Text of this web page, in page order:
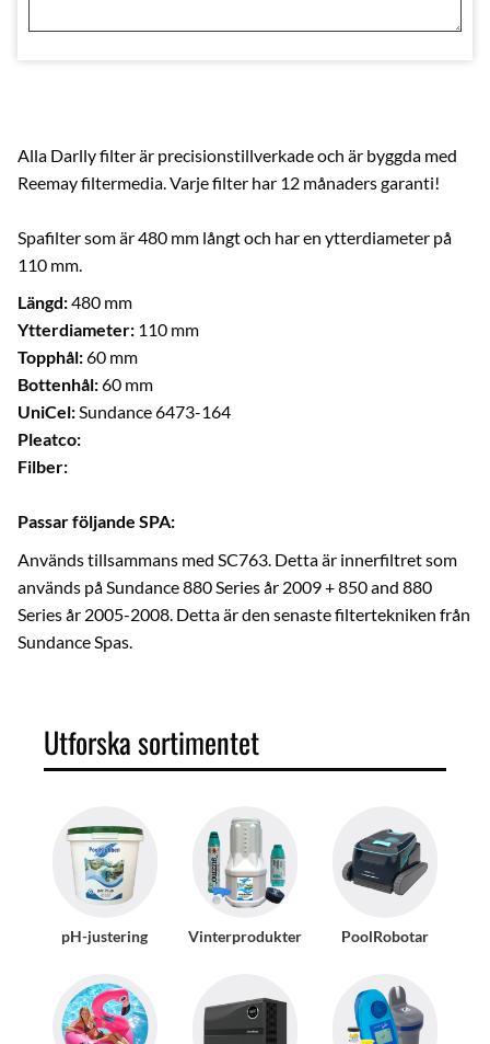
Alla Darlly filter är precisionstillverkade och är byggda med
Reemay filtermedia. Varje filter har 12 månaders garanti!
Spafilter som är 480 mm långt och har en ytterdiameter på
110 mm.
Längd:480 mm
Ytterdiameter: 110 mm
Topphål:60 mm
Bottenhål:60 mm
UniCel:Sundance 6473-164
Pleatco:
Filber:
Passar följande SPA:
Används tillsammans med SC763. Detta är innerfiltret som
används på Sundance 880 Series år 2009 + 850 and 880
Series år 2005-2008. Detta är den senaste filtertekniken från
Sundance Spas.
Utforska sortimentet
pH-justering Vinterprodukter PoolRobotar